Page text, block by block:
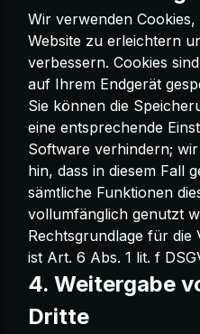
Wir verwenden
Website zu erleichtern
verbessern. Cookies
auf Ihrem Endgerät
Sie können die
eine entsprechende
Software verhindern;
hin, dass in diesem Fall
sämtliche Funktionen
vollumfänglich genutzt
Rechtsgrundlage für die
ist Art. 6 Abs. 1 lit. f
4. Weitergabe
Dritte